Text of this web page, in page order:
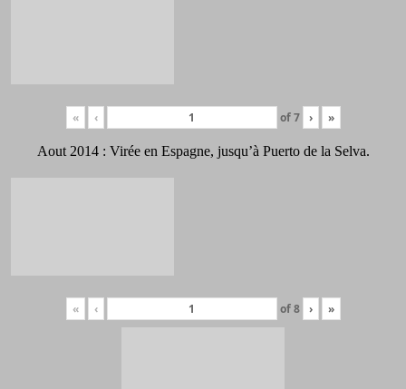
« ‹ of7 › »
Aout 2014 : Virée en Espagne, jusqu’à Puerto de la Selva.
« ‹ of8 › »